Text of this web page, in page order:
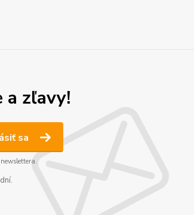
a zľavy!
sa